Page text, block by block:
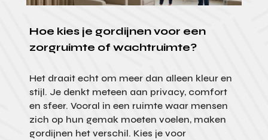
Hoe kies je gordijnen voor een
zorgruimte of wachtruimte?
Het draait echt om meer dan alleen kleur en
stijl. Je denkt meteen aan privacy, comfort
en sfeer. Vooral in een ruimte waar mensen
zich op hun gemak moeten voelen, maken
gordijnen het verschil. Kies je voor